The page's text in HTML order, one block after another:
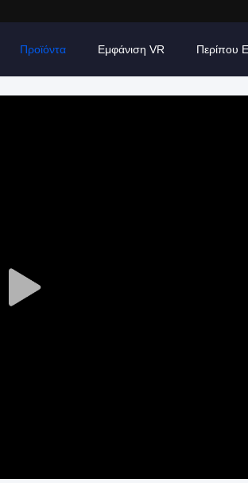
Προϊόντα Εμφάνιση VR Περίπου
Play